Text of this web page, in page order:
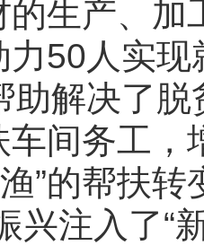
的生产、
力50人实
助解决了
间务工，
”的帮扶
兴注入了“